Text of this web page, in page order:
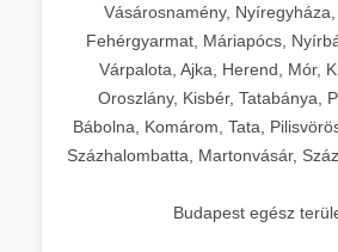
Vásárosnamény, Nyíregyháza,
Fehérgyarmat, Máriapócs,
Várpalota, Ajka, Herend, Mór,
Oroszlány, Kisbér, Tatabánya,
Bábolna, Komárom, Tata,
Százhalombatta, Martonvásár,
Budapest egész